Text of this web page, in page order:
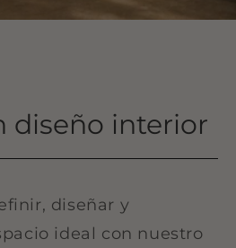
diseño interior
diseñar y
ideal con nuestro